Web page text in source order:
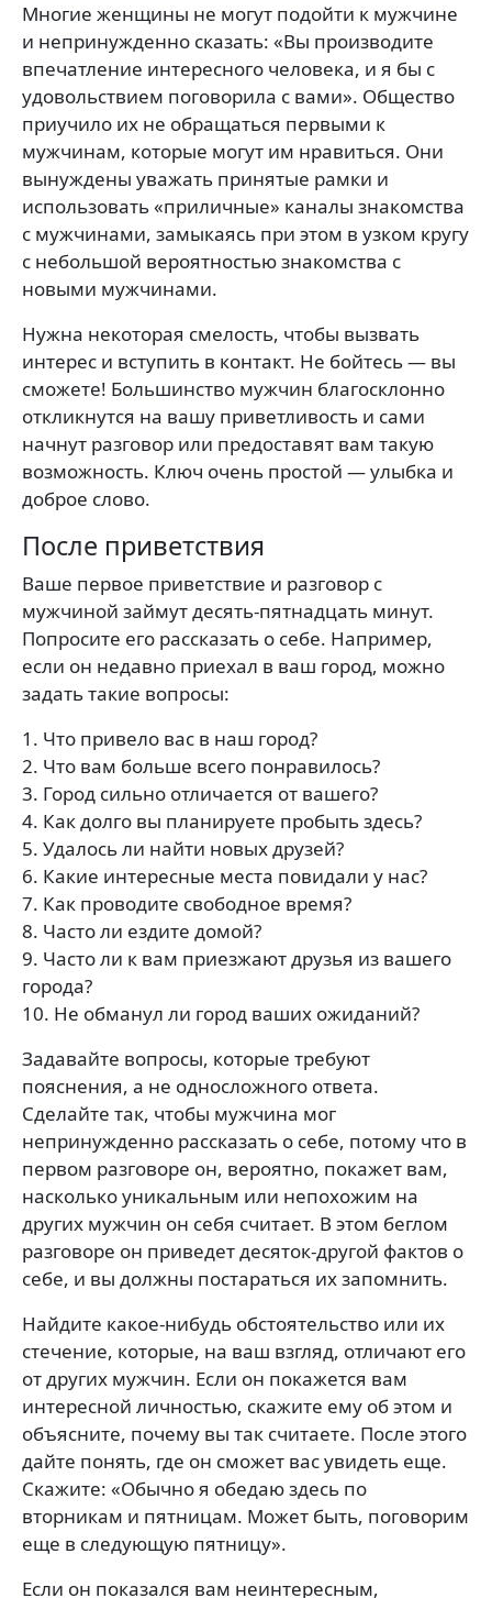
Многие женщины не могут подойти к мужчине
и непринужденно сказать: «Вы производите
впечатление интересного человека, и я бы с
удовольствием поговорила с вами». Общество
приучило их не обращаться первыми к
мужчинам, которые могут им нравиться. Они
вынуждены уважать принятые рамки и
использовать «приличные» каналы знакомства
с мужчинами, замыкаясь при этом в узком кругу
с небольшой вероятностью знакомства с
новыми мужчинами.
Нужна некоторая смелость, чтобы вызвать
интерес и вступить в контакт. Не бойтесь — вы
сможете! Большинство мужчин благосклонно
откликнутся на вашу приветливость и сами
начнут разговор или предоставят вам такую
возможность. Ключ очень простой — улыбка и
доброе слово.
После приветствия
Ваше первое приветствие и разговор с
мужчиной займут десять-пятнадцать минут.
Попросите его рассказать о себе. Например,
если он недавно приехал в ваш город, можно
задать такие вопросы:
1. Что привело вас в наш город?
2. Что вам больше всего понравилось?
3. Город сильно отличается от вашего?
4. Как долго вы планируете пробыть здесь?
5. Удалось ли найти новых друзей?
6. Какие интересные места повидали у нас?
7. Как проводите свободное время?
8. Часто ли ездите домой?
9. Часто ли к вам приезжают друзья из вашего
города?
10. Не обманул ли город ваших ожиданий?
Задавайте вопросы, которые требуют
пояснения, а не односложного ответа.
Сделайте так, чтобы мужчина мог
непринужденно рассказать о себе, потому что в
первом разговоре он, вероятно, покажет вам,
насколько уникальным или непохожим на
других мужчин он себя считает. В этом беглом
разговоре он приведет десяток-другой фактов о
себе, и вы должны постараться их запомнить.
Найдите какое-нибудь обстоятельство или их
стечение, которые, на ваш взгляд, отличают его
от других мужчин. Если он покажется вам
интересной личностью, скажите ему об этом и
объясните, почему вы так считаете. После этого
дайте понять, где он сможет вас увидеть еще.
Скажите: «Обычно я обедаю здесь по
вторникам и пятницам. Может быть, поговорим
еще в следующую пятницу».
Если он показался вам неинтересным,